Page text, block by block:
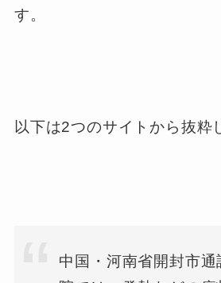
す。
以下は2つのサイトから抜粋
中国・河南省開封市通